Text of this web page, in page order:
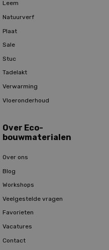
Leem
Natuurverf
Plaat
Sale
Stuc
Tadelakt
Verwarming
Vloeronderhoud
Over Eco-
bouwmaterialen
Over ons
Blog
Workshops
Veelgestelde vragen
Favorieten
Vacatures
Contact